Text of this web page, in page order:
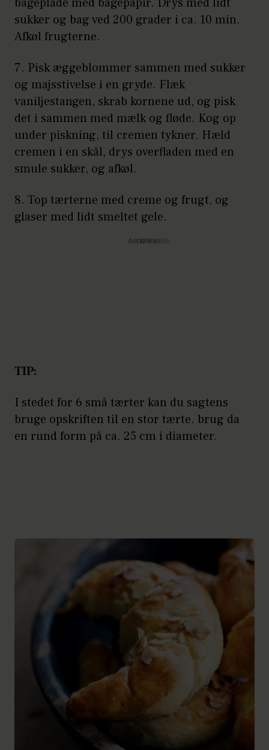
bageplade med bagepapir. Drys med lidt
sukker og bag ved 200 grader i ca. 10 min.
Afkøl frugterne.
7. Pisk æggeblommer sammen med sukker
og majsstivelse i en gryde. Flæk
vaniljestangen, skrab kornene ud, og pisk
det i sammen med mælk og fløde. Kog op
under piskning, til cremen tykner. Hæld
cremen i en skål, drys overfladen med en
smule sukker, og afkøl.
8. Top tærterne med creme og frugt, og
glaser med lidt smeltet gele.
Annonce
TIP:
I stedet for 6 små tærter kan du sagtens
bruge opskriften til en stor tærte. brug da
en rund form på ca. 25 cm i diameter.